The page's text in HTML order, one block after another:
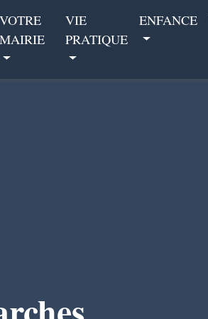
VOTRE
MAIRIE
VIE
PRATIQUE
ENFANCE